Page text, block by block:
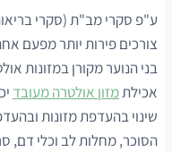
בני הנוער מקורן במזונות
אכילתמזון אולטרה מעובד
שינוי בהעדפת מזונות
הסוכר, מחלות לב וכלי דם,